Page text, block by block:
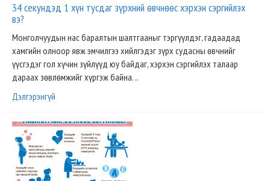
34 секундэд 1 хүн тусдаг зүрхний өвчнөөс хэрхэн сэргийлэх
вэ?
Монголчуудын нас баралтын шалтгааныг тэргүүлдэг, гадаадад
хамгийн олноор явж эмчилгээ хийлгэдэг зүрх судасны өвчнийг
үүсгэдэг гол хүчин зүйлүүд юу байдаг, хэрхэн сэргийлэх талаар
дараах зөвлөмжийг хүргэж байна. ..
Дэлгэрэнгүй